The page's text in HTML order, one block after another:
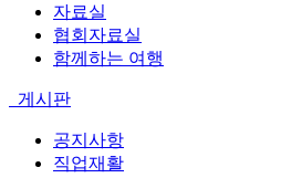
자료실
협회자료실
함께하는 여행
게시판
공지사항
직업재활